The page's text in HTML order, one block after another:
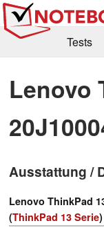
Tests
Kaufberatung
Forum
Lenovo
Ausstattung /
Lenovo ThinkPad
(ThinkPad 13 Serie)